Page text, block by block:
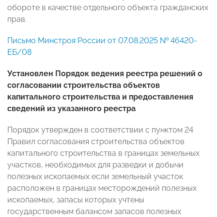
обороте в качестве отдельного объекта гражданских
прав.
Письмо Минстроя России от 07.08.2025 № 46420-
ЕБ/08
Установлен Порядок ведения реестра решений о
согласовании строительства объектов
капитального строительства и предоставления
сведений из указанного реестра
Порядок утвержден в соответствии с пунктом 24
Правил согласования строительства объектов
капитального строительства в границах земельных
участков, необходимых для разведки и добычи
полезных ископаемых если земельный участок
расположен в границах месторождений полезных
ископаемых, запасы которых учтены
государственным балансом запасов полезных